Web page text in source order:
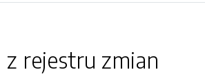
rejestru zmian